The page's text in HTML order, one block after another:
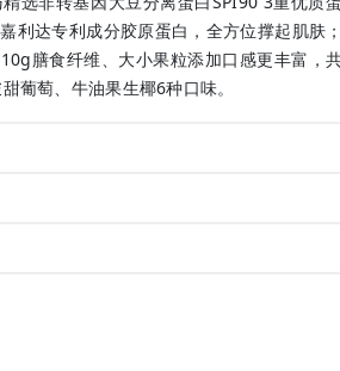
利达专利成分胶原蛋白，全方位撑起肌肤
膳食纤维、大小果粒添加口感更丰富，
葡萄、牛油果生椰6种口味。